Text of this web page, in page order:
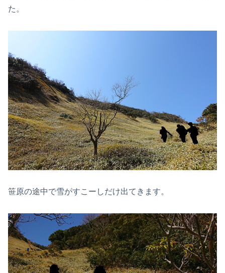
た。
笹原の途中で雪がすこーしだけ出てきます。